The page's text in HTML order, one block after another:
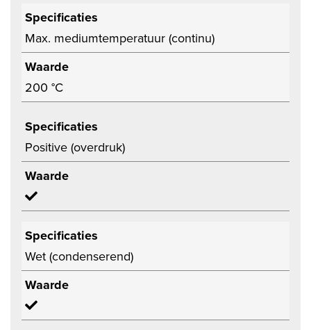
Specificaties
Max. mediumtemperatuur (continu)
Waarde
200 °C
Specificaties
Positive (overdruk)
Waarde
Specificaties
Wet (condenserend)
Waarde